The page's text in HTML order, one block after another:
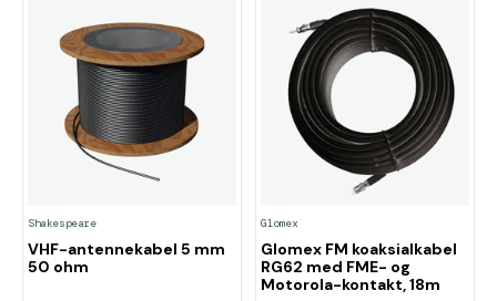
Shakespeare
VHF-antennekabel 5 mm
50 ohm
Glomex
Glomex FM koaksialkabel
RG62 med FME- og
Motorola-kontakt, 18m